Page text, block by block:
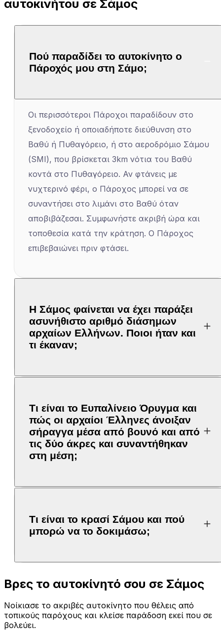
αυτοκινήτου σε Σάμος
Πού παραδίδει το αυτοκίνητο ο
Πάροχός μου στη Σάμο;
Οι περισσότεροι Πάροχοι παραδίδουν στο
ξενοδοχείο ή οποιαδήποτε διεύθυνση στο
Βαθύ ή Πυθαγόρειο, ή στο αεροδρόμιο Σάμου
(SMI), που βρίσκεται 3km νότια του Βαθύ
κοντά στο Πυθαγόρειο. Αν φτάνεις με
νυχτερινό φέρι, ο Πάροχος μπορεί να σε
συναντήσει στο λιμάνι στο Βαθύ όταν
αποβιβάζεσαι. Συμφωνήστε ακριβή ώρα και
τοποθεσία κατά την κράτηση. Ο Πάροχος
επιβεβαιώνει πριν φτάσει.
Η Σάμος φαίνεται να έχει παράξει
ασυνήθιστο αριθμό διάσημων
αρχαίων Ελλήνων. Ποιοι ήταν και
τι έκαναν;
Τι είναι το Ευπαλίνειο Όρυγμα και
πώς οι αρχαίοι Έλληνες άνοιξαν
σήραγγα μέσα από βουνό και από
τις δύο άκρες και συναντήθηκαν
στη μέση;
Τι είναι το κρασί Σάμου και πού
μπορώ να το δοκιμάσω;
Βρες το αυτοκίνητό σου σε Σάμος
Νοίκιασε το ακριβές αυτοκίνητο που θέλεις από
τοπικούς παρόχους και κλείσε παράδοση εκεί που σε
βολεύει.